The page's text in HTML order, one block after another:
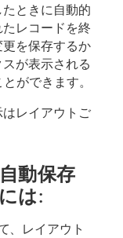
ときに自動的
レコードを終
を保存するか
が表示される
ができます。
レイアウトご
動保存
は:
、レイアウト